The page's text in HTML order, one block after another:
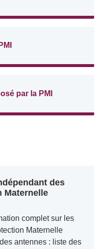
par la PMI
des
Maternelle
complet sur les
Maternelle
antennes : liste des